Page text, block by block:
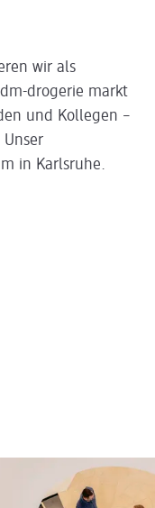
wir als
drogerie markt
und Kollegen –
in Karlsruhe.